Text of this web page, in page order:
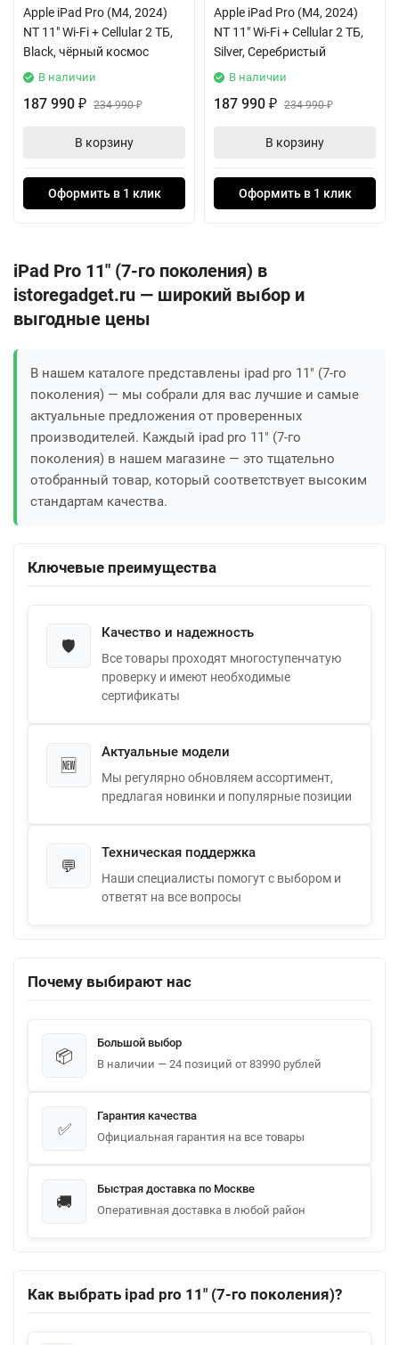
Apple iPad Pro (M4, 2024)
NT 11" Wi-Fi + Cellular 2 ТБ,
Black, чёрный космос
В наличии
187 990 ₽ 234 990₽
В корзину
Оформить в 1 клик
Apple iPad Pro (M4, 2024)
NT 11" Wi-Fi + Cellular 2 ТБ,
Silver, Серебристый
В наличии
187 990 ₽ 234 990₽
В корзину
Оформить в 1 клик
iPad Pro 11" (7-го поколения) в
istoregadget.ru — широкий выбор и
выгодные цены
В нашем каталоге представлены ipad pro 11" (7-го
поколения) — мы собрали для вас лучшие и самые
актуальные предложения от проверенных
производителей. Каждый ipad pro 11" (7-го
поколения) в нашем магазине — это тщательно
отобранный товар, который соответствует высоким
стандартам качества.
Ключевые преимущества
🛡️
Качество и надежность
Все товары проходят многоступенчатую
проверку и имеют необходимые
сертификаты
🆕
Актуальные модели
Мы регулярно обновляем ассортимент,
предлагая новинки и популярные позиции
💬
Техническая поддержка
Наши специалисты помогут с выбором и
ответят на все вопросы
Почему выбирают нас
📦
Большой выбор
В наличии — 24 позиций от 83990 рублей
✅
Гарантия качества
Официальная гарантия на все товары
🚚
Быстрая доставка по Москве
Оперативная доставка в любой район
Как выбрать ipad pro 11" (7-го поколения)?